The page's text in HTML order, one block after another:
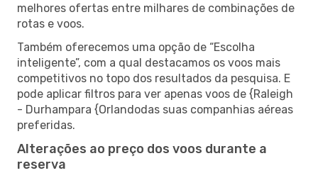
melhores ofertas entre milhares de combinações de
rotas e voos.
Também oferecemos uma opção de “Escolha
inteligente”, com a qual destacamos os voos mais
competitivos no topo dos resultados da pesquisa. E
pode aplicar filtros para ver apenas voos de {Raleigh
- Durhampara {Orlandodas suas companhias aéreas
preferidas.
Alterações ao preço dos voos durante a
reserva